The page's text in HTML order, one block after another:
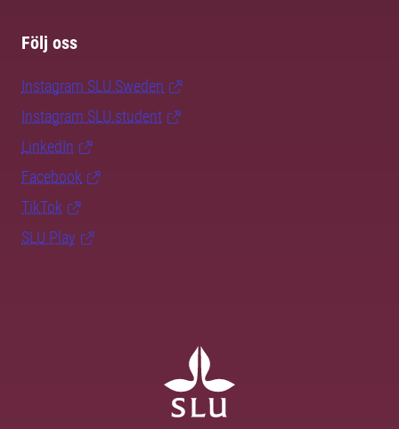
Följ oss
Instagram SLU.Sweden
Instagram SLU.student
LinkedIn
Facebook
TikTok
SLU Play